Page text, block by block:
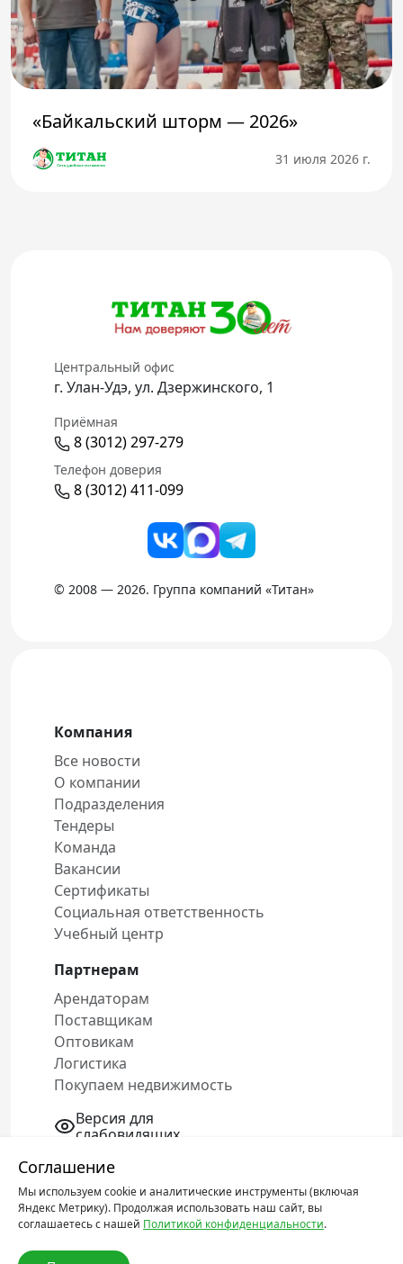
«Байкальский шторм — 2026»
31 июля 2026 г.
Соглашение
Мы используем cookie и аналитические инструменты (включая
Яндекс Метрику). Продолжая использовать наш сайт, вы
соглашаетесь с нашей Политикой конфиденциальности.
Центральный офис
г. Улан-Удэ, ул. Дзержинского, 1
Приёмная
8 (3012) 297-279
Телефон доверия
8 (3012) 411-099
© 2008 — 2026. Группа компаний «Титан»
Компания
Все новости
О компании
Подразделения
Тендеры
Команда
Вакансии
Сертификаты
Социальная ответственность
Учебный центр
Партнерам
Арендаторам
Поставщикам
Оптовикам
Логистика
Покупаем недвижимость
Версия для
слабовидящих
Политика конфиденциальности
Соглашение об обработке персональных
данных